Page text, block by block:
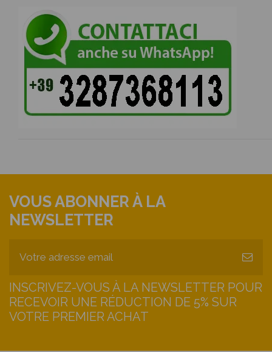
VOUS ABONNER À LA
NEWSLETTER
INSCRIVEZ-VOUS À LA NEWSLETTER POUR
RECEVOIR UNE RÉDUCTION DE 5% SUR
VOTRE PREMIER ACHAT